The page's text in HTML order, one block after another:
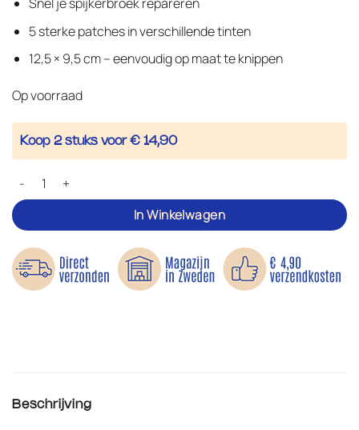
klant
waarderingen
5 sterke patches in verschillende tinten
12,5 × 9,5 cm – eenvoudig op maat te knippen
Op voorraad
Koop 2 stuks voor € 14,90
Opstrijkbaar reparatiedoek voor spijkerstof aantal
In Winkelwagen
Beschrijving